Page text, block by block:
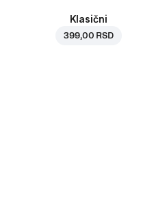
Klasični
399,00 RSD